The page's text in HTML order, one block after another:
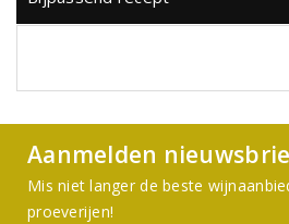
Aanmelden
Mis niet langer de beste
proeverijen!